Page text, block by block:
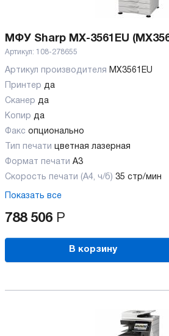
МФУ Sharp MX-3561EU
Артикул: 108-278655
Артикул производителя MX3561EU
Принтер да
Сканер да
Копир да
Факс опционально
Тип печати цветная лазерная
Формат печати A3
Скорость печати (А4, ч/б) 35 стр/мин
Показать все
788 506 Р
В корзину